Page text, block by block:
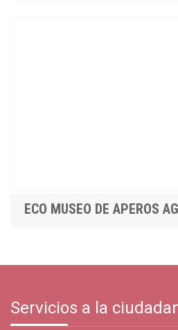
ECO MUSEO DE APEROS
Servicios a la